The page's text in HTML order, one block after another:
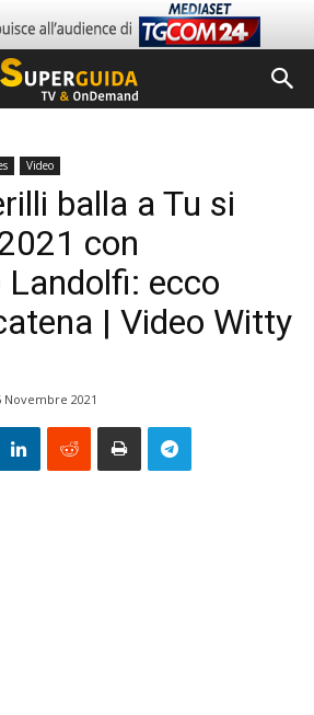
Video
balla a Tu si
con
Landolfi: ecco
| Video Witty
Novembre 2021